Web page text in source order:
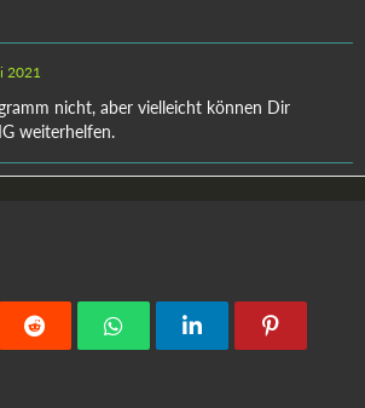
2021
nicht, aber vielleicht können Dir
weiterhelfen.